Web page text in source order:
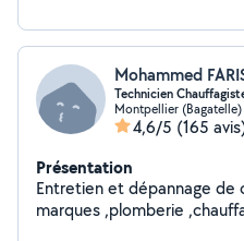
Technicien
Montpellier (Bagatelle)
4,6/5 (165
Présentation
Entretien et dépannage de
marques ,plomberie ,chauffage